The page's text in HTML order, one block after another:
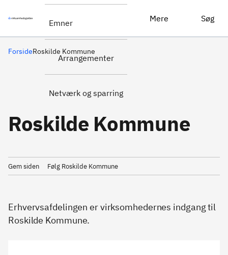
Emner
Arrangementer
Netværk og sparring
Mere Søg
ForsideRoskilde Kommune
Roskilde Kommune
Gem siden Følg Roskilde Kommune
Erhvervsafdelingen er virksomhedernes indgang til
Roskilde Kommune.